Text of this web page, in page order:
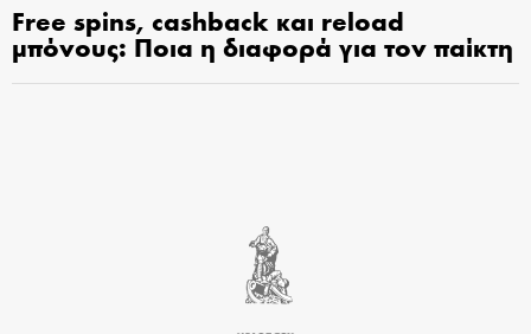
Free spins, cashback και reload
μπόνους: Ποια η διαφορά για τον παίκτη